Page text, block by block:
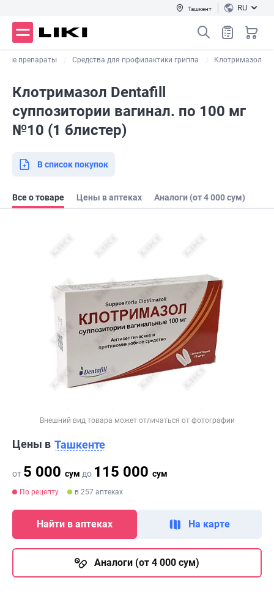
Ташкент RU
препараты Средства для профилактики гриппа Клотримазол
Клотримазол Dentafill
суппозитории вагинал. по 100 мг
№10 (1 блистер)
В список покупок
Все о товаре Цены в аптеках Аналоги (от 4 000 сум)
Внешний вид товара может отличаться от фотографии
Цены в Ташкенте
от 5 000 сум до 115 000 сум
По рецепту в 257 аптеках
Найти в аптеках На карте
Аналоги (от 4 000 сум)